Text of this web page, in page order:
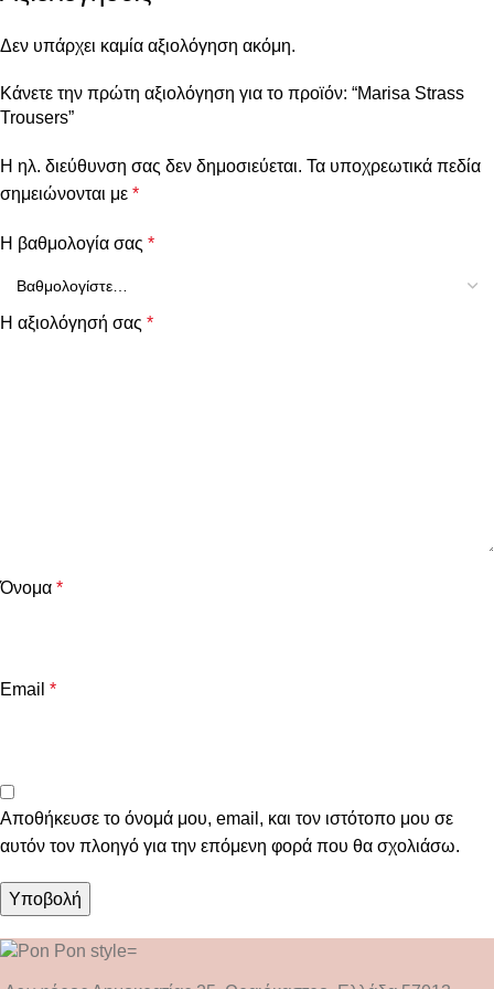
Δεν υπάρχει καμία αξιολόγηση ακόμη.
Κάνετε την πρώτη αξιολόγηση για το προϊόν: “Marisa Strass
Trousers”
Η ηλ. διεύθυνση σας δεν δημοσιεύεται. Τα υποχρεωτικά πεδία
σημειώνονται με *
Η βαθμολογία σας *
Η αξιολόγησή σας *
Όνομα *
Email *
Αποθήκευσε το όνομά μου, email, και τον ιστότοπο μου σε
αυτόν τον πλοηγό για την επόμενη φορά που θα σχολιάσω.